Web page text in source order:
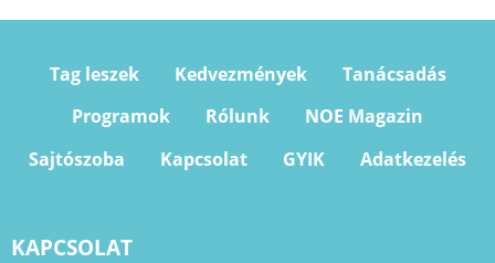
Tag leszek Kedvezmények
Tanácsadás
Programok
Rólunk
NOE Magazin
Sajtószoba
Kapcsolat GYIK Adatkezelés
KAPCSOLAT